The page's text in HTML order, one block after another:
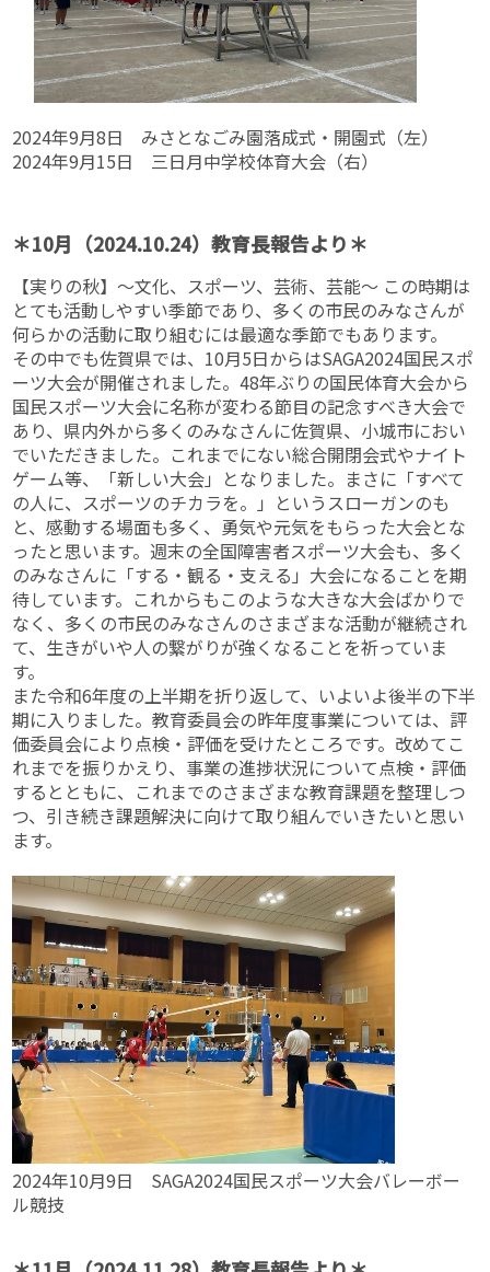
2024年9月8日 みさとなごみ園落成式・開園式（左）
2024年9月15日 三日月中学校体育大会（右）
＊10月（2024.10.24）教育長報告より＊
【実りの秋】～文化、スポーツ、芸術、芸能～ この時期は
とても活動しやすい季節であり、多くの市民のみなさんが
何らかの活動に取り組むには最適な季節でもあります。
その中でも佐賀県では、10月5日からはSAGA2024国民スポ
ーツ大会が開催されました。48年ぶりの国民体育大会から
国民スポーツ大会に名称が変わる節目の記念すべき大会で
あり、県内外から多くのみなさんに佐賀県、小城市におい
でいただきました。これまでにない総合開閉会式やナイト
ゲーム等、「新しい大会」となりました。まさに「すべて
の人に、スポーツのチカラを。」というスローガンのも
と、感動する場面も多く、勇気や元気をもらった大会とな
ったと思います。週末の全国障害者スポーツ大会も、多く
のみなさんに「する・観る・支える」大会になることを期
待しています。これからもこのような大きな大会ばかりで
なく、多くの市民のみなさんのさまざまな活動が継続され
て、生きがいや人の繋がりが強くなることを祈っていま
す。
また令和6年度の上半期を折り返して、いよいよ後半の下半
期に入りました。教育委員会の昨年度事業については、評
価委員会により点検・評価を受けたところです。改めてこ
れまでを振りかえり、事業の進捗状況について点検・評価
するとともに、これまでのさまざまな教育課題を整理しつ
つ、引き続き課題解決に向けて取り組んでいきたいと思い
ます。
2024年10月9日 SAGA2024国民スポーツ大会バレーボー
ル競技